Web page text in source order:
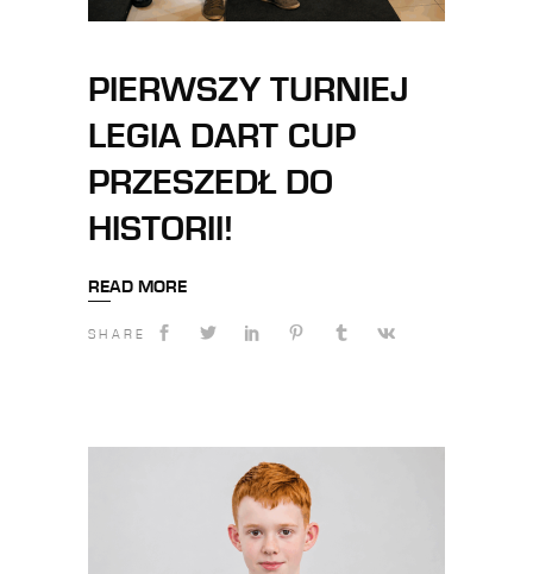
PIERWSZY TURNIEJ
LEGIA DART CUP
PRZESZEDŁ DO
HISTORII!
READ MORE
SHARE